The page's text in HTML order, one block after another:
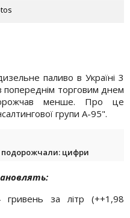
паливо в Україні 3
попереднім торговим днем
менше. Про це
групи А-95".
подорожчали: цифри
за літр (++1,98